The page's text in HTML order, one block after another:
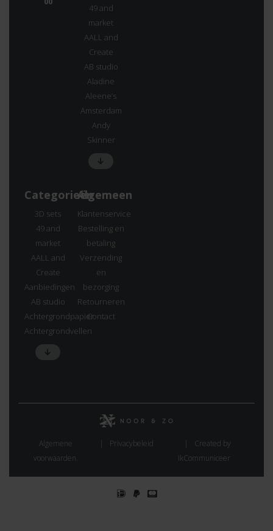
49 and
market
AALL and
Create
AB studio
Aladine
Aleene’s
Amsterdam
Andy
Skinner
Categorieën
3D sets
49 and
market
AALL and
Create
Aanbiedingen
AB studio
Achtergrondpapier
Achtergrondvellen
Algemeen
Klantenservice
Bestelling en
betaling
Verzending
en
bezorging
Retourneren
Contact
Algemene
voorwaarden.
Privacybeleid
Created by
IkCommuniceer